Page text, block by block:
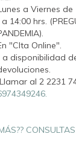
a Viernes de
14:00 hrs.
"CIta Online".
a disponibilidad
al 2 2231